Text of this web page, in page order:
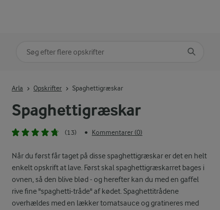
Spaghettigræskar
(13) • Kommentarer (0)
Når du først får taget på disse spaghettigræskar er det en helt
enkelt opskrift at lave. Først skal spaghettigræskarret bages i
ovnen, så den blive blød - og herefter kan du med en gaffel
rive fine "spaghetti-tråde" af kødet. Spaghettitrådene
overhældes med en lækker tomatsauce og gratineres med
Arla Opskrifter Spaghettigræskar
Søg på kategori